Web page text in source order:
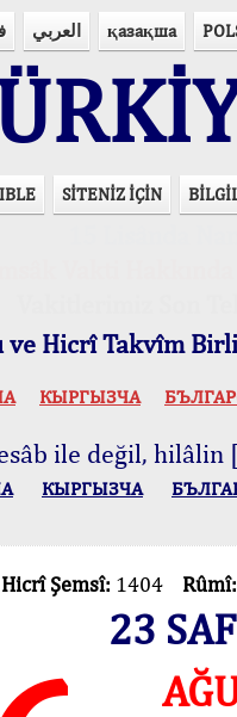
العربي қазақша
SİTENİZ İÇİN
ve Hicrî Takvîm
КЫPГЫЗЧA
ile değil, hilâlin
КЫPГЫЗЧA
Hicrî Şemsî: 1404 Rûmî:
23